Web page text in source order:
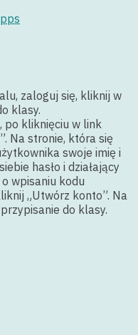
zaloguj się, kliknij w
klasy.
po kliknięciu w link
Na stronie, która się
swoje imię i
hasło i działający
wpisaniu kodu
„Utwórz konto”. Na
do klasy.